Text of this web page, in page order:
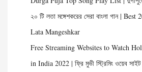
২০ টি লতা মঙ্গেশকরের সেরা বাংলা গান |
Lata Mangeshkar
Free Streaming Websites to Watch
in India 2022 | ফ্রি মুভী স্ট্রিমিং ওয়েব সাইট